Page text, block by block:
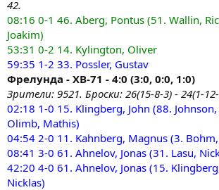
42.
08:16 0-1 46. Aberg, Pontus (51. Wallin,
Joakim)
53:31 0-2 14. Kylington, Oliver
59:35 1-2 33. Possler, Gustav
Фрелунда - ХВ-71 - 4:0 (3:0, 0:0, 1:0)
Зрители: 9521. Броски: 26(15-8-3) - 24(1-
02:18 1-0 15. Klingberg, John (88.
Olimb, Mathis)
04:54 2-0 11. Kahnberg, Magnus (3.
08:41 3-0 61. Ahnelov, Jonas (31. Lasu,
42:20 4-0 61. Ahnelov, Jonas (15.
Nicklas)